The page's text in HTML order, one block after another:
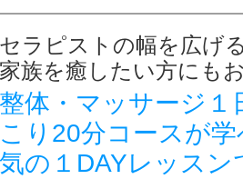
セラピストの幅を広げ
家族を癒したい方にも
整体・マッサージ
こり20分コースが
気の１DAYレッス